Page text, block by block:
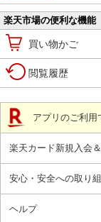
楽天市場の便利な機能
買い物かご
閲覧履歴
アプリのご利用
楽天カード新規入会
安心・安全への取り
ヘルプ